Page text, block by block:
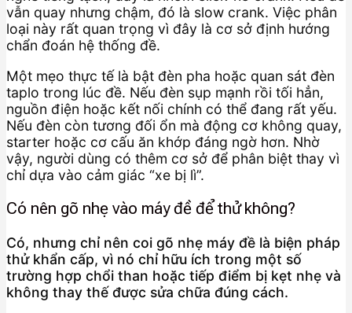
vẫn quay nhưng chậm, đó là slow crank. Việc phân
loại này rất quan trọng vì đây là cơ sở định hướng
chẩn đoán hệ thống đề.
Một mẹo thực tế là bật đèn pha hoặc quan sát đèn
taplo trong lúc đề. Nếu đèn sụp mạnh rồi tối hẳn,
nguồn điện hoặc kết nối chính có thể đang rất yếu.
Nếu đèn còn tương đối ổn mà động cơ không quay,
starter hoặc cơ cấu ăn khớp đáng ngờ hơn. Nhờ
vậy, người dùng có thêm cơ sở để phân biệt thay vì
chỉ dựa vào cảm giác “xe bị lì”.
Có nên gõ nhẹ vào máy đề để thử không?
Có, nhưng chỉ nên coi gõ nhẹ máy đề là biện pháp
thử khẩn cấp, vì nó chỉ hữu ích trong một số
trường hợp chổi than hoặc tiếp điểm bị kẹt nhẹ và
không thay thế được sửa chữa đúng cách.